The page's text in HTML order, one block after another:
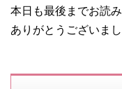
本日も最後までお読
ありがとうございまし